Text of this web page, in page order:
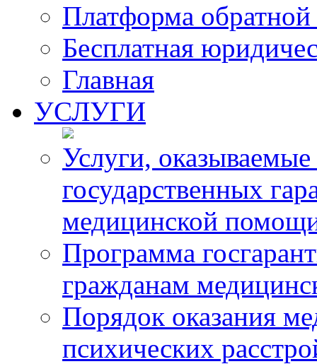
Платформа
Бесплатная
Главная
УСЛУГИ
Услуги,
государственных
медицинской
Программа
гражданам
Порядок оказания
психических